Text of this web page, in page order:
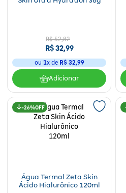
R$ 52,82
R$32,99
ou 1x de R$ 32,99
Adicionar
26%
Água Termal Zeta Skin
Ácido Hialurônico 120ml